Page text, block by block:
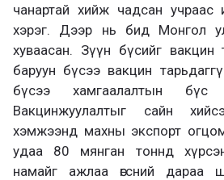
чанартай хийж чадсан
хэрэг. Дээр нь бид Монгол
хуваасан. Зүүн бүсийг вакцин
баруун бүсээ вакцин
бүсээ хамгаалалтын бүс
Вакцинжуулалтыг сайн
хэмжээнд махны экспорт огцом
удаа 80 мянган тоннд
намайг ажлаа өгсний дараа